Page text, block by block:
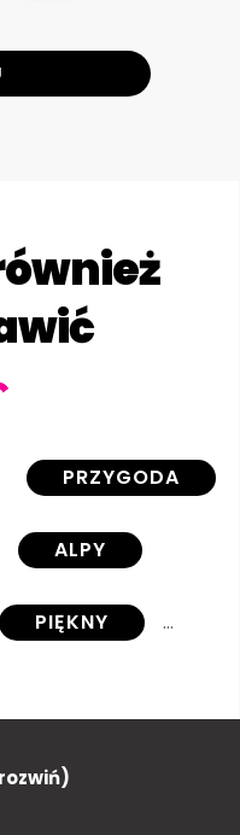
PRZYGODA
ALPY
PIĘKNY
LODOWIEC